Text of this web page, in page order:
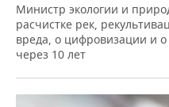
Министр экологии и
расчистке рек,
вреда, о цифровизации и о
через 10 лет